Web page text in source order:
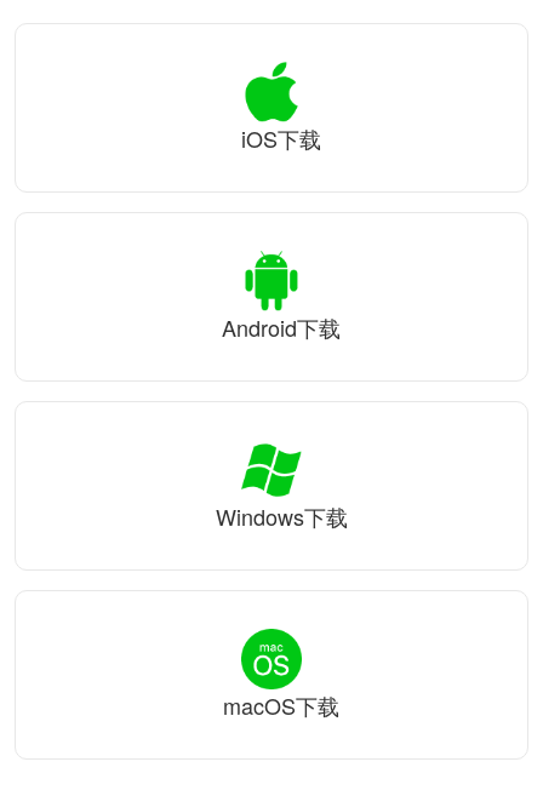
iOS下载
Android下载
Windows下载
macOS下载